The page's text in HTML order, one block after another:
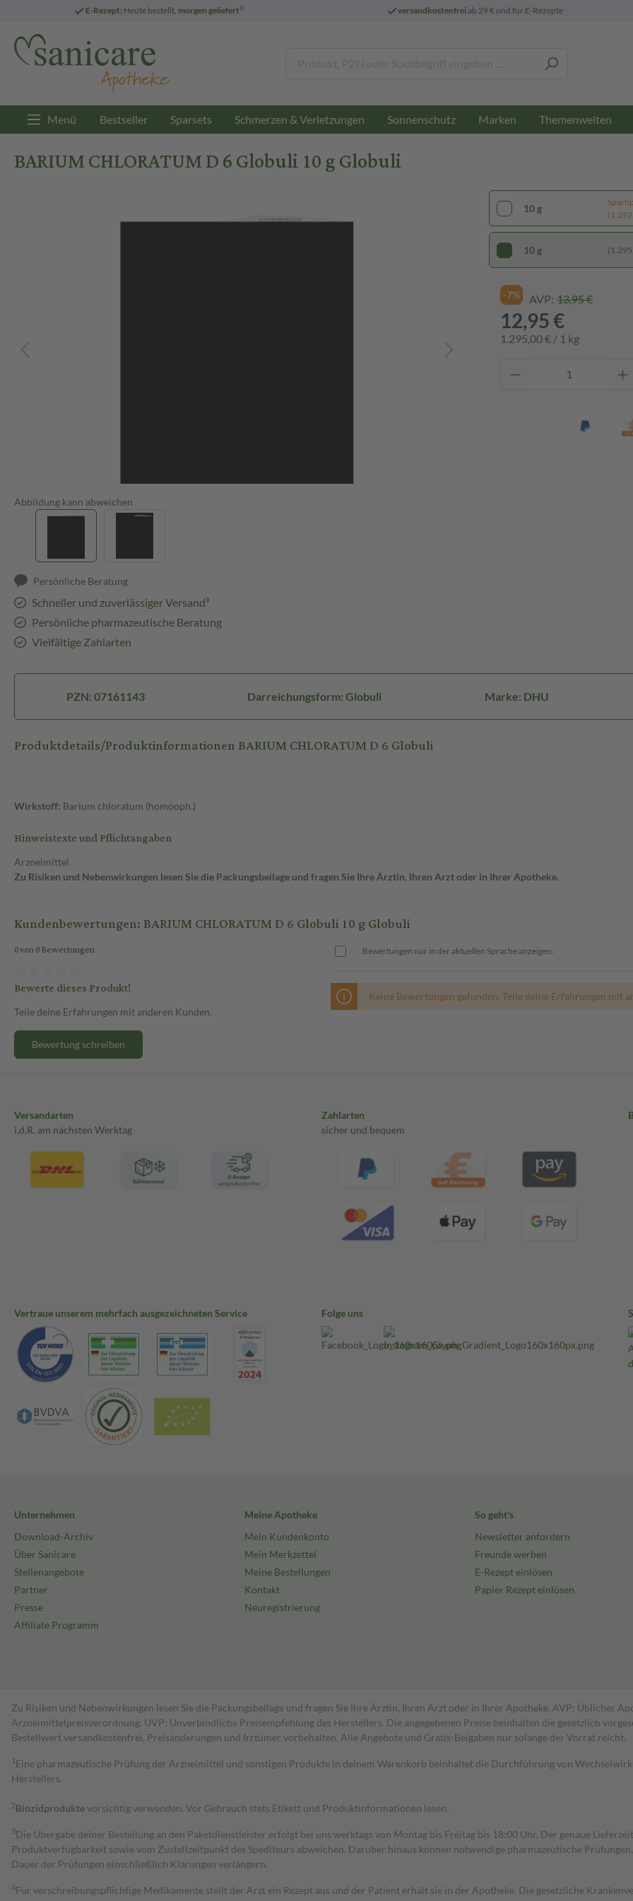
E-Rezept: Heute bestellt, morgen geliefert3 versandkostenfreiab 29 € und für E-Rezepte
Menü Bestseller Sparsets Schmerzen & Verletzungen Sonnenschutz Marken Themenwelten
BARIUM CHLORATUM D 6 Globuli 10 g Globuli
Abbildung kann abweichen
Persönliche Beratung
Schneller und zuverlässiger Versand³
Persönliche pharmazeutische Beratung
Vielfältige Zahlarten
10 g
10 g
-7% AVP: 13,95 €
12,95 €
1.295,00 € / 1 kg
PZN: 07161143 Darreichungsform: Globuli Marke: DHU
Produktdetails/Produktinformationen BARIUM CHLORATUM D 6 Globuli
Wirkstoff: Barium chloratum (homöoph.)
Hinweistexte und Pflichtangaben
Arzneimittel
Zu Risiken und Nebenwirkungen lesen Sie die Packungsbeilage und fragen Sie Ihre Ärztin, Ihren Arzt oder in Ihrer Apotheke.
Kundenbewertungen: BARIUM CHLORATUM D 6 Globuli 10 g Globuli
0 von 0 Bewertungen
Bewerte dieses Produkt!
Teile deine Erfahrungen mit anderen Kunden.
Bewertung schreiben
Bewertungen nur in der aktuellen Sprache anzeigen.
Keine Bewertungen gefunden. Teile deine Erfahrungen mit
Versandarten
i.d.R. am nächsten Werktag
Zahlarten
sicher und bequem
Vertraue unserem mehrfach ausgezeichneten Service Folge uns
Unternehmen
Download-Archiv
Über Sanicare
Stellenangebote
Partner
Presse
Affiliate Programm
Meine Apotheke
Mein Kundenkonto
Mein Merkzettel
Meine Bestellungen
Kontakt
Neuregistrierung
So geht's
Newsletter anfordern
Freunde werben
E-Rezept einlösen
Papier Rezept einlösen
Zu Risiken und Nebenwirkungen lesen Sie die Packungsbeilage und fragen Sie Ihre Ärztin, Ihren Arzt oder in Ihrer Apotheke. AVP: Üblicher
Arzneimittelpreisverordnung. UVP: Unverbindliche Preisempfehlung des Herstellers. Die angegebenen Preise beinhalten die gesetzlich
Bestell­wert versand­kosten­frei. Preisänderungen und Irrtümer vorbehalten. Alle Angebote und Gratis-Beigaben nur solange der Vorrat reicht.
1 Eine pharmazeutische Prüfung der Arzneimittel und sonstigen Produkte in deinem Warenkorb beinhaltet die Durchführung von
Herstellers.
2Biozidproduktevorsichtig verwenden. Vor Gebrauch stets Etikett und Produktinformationen lesen.
3Die Übergabe deiner Bestellung an den Paketdienstleister erfolgt bei uns werktags von Montag bis Freitag bis 18:00 Uhr. Der genaue
Produktverfügbarkeit sowie vom Zustellzeitpunkt des Spediteurs abweichen. Darüber hinaus können notwendige pharmazeutische
Dauer der Prüfungen einschließlich Klärungen verlängern.
4Für verschreibungspflichtige Medikamente stellt der Arzt ein Rezept aus und der Patient erhält sie in der Apotheke. Die gesetzliche